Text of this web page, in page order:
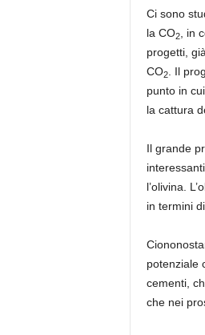
Ci sono
la CO2, in
progetti,
CO2. Il
punto in
la cattura
Il grande
l’olivina.
in termini
potenziale
cementi,
che nei